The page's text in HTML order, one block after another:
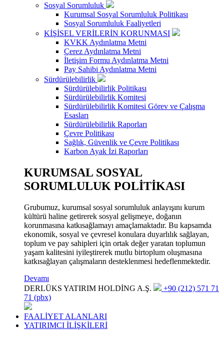
Sosyal Sorumluluk
Kurumsal Sosyal Sorumluluk Politikası
Sosyal Sorumluluk Faaliyetleri
KİŞİSEL VERİLERİN KORUNMASI
KVKK Aydınlatma Metni
Çerez Aydınlatma Metni
İletişim Formu Aydınlatma Metni
Pay Sahibi Aydınlatma Metni
Sürdürülebilirlik
Sürdürülebilirlik Politikası
Sürdürülebilirlik Komitesi
Sürdürülebilirlik Komitesi Görev ve Çalışma
Esasları
Sürdürülebilirlik Raporları
Çevre Politikası
Sağlık, Güvenlik ve Çevre Politikası
Karbon Ayak İzi Raporları
KURUMSAL SOSYAL
SORUMLULUK POLİTİKASI
Grubumuz, kurumsal sosyal sorumluluk anlayışını kurum
kültürü haline getirerek sosyal gelişmeye, doğanın
korunmasına katkısağlamayı amaçlamaktadır. Bu kapsamda
ekonomik, sosyal ve çevresel konulara duyarlılık sağlayan,
toplum ve pay sahipleri için ortak değer yaratan toplumun
yaşam kalitesini iyileştirerek mutlu birtoplum oluşmasına
katkısağlayan çalışmaların desteklenmesi hedeflenmektedir.
Devamı
DERLÜKS YATIRIM HOLDİNG A.Ş.
+90 (212) 571 71
71 (pbx)
FAALİYET ALANLARI
YATIRIMCI İLİŞKİLERİ